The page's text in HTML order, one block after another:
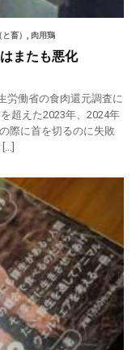
畜） 肉用鶏
またも悪化
労働省の食肉還元調査に
超えた2023年、2024年
際に首を切るのに失敗